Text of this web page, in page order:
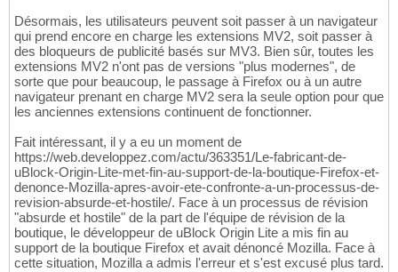
Désormais, les utilisateurs peuvent soit passer à un navigateur
qui prend encore en charge les extensions MV2, soit passer à
des bloqueurs de publicité basés sur MV3. Bien sûr, toutes les
extensions MV2 n'ont pas de versions "plus modernes", de
sorte que pour beaucoup, le passage à Firefox ou à un autre
navigateur prenant en charge MV2 sera la seule option pour que
les anciennes extensions continuent de fonctionner.
Fait intéressant, il y a eu un moment de
https://web.developpez.com/actu/363351/Le-fabricant-de-
uBlock-Origin-Lite-met-fin-au-support-de-la-boutique-Firefox-et-
denonce-Mozilla-apres-avoir-ete-confronte-a-un-processus-de-
revision-absurde-et-hostile/. Face à un processus de révision
"absurde et hostile" de la part de l'équipe de révision de la
boutique, le développeur de uBlock Origin Lite a mis fin au
support de la boutique Firefox et avait dénoncé Mozilla. Face à
cette situation, Mozilla a admis l'erreur et s'est excusé plus tard.